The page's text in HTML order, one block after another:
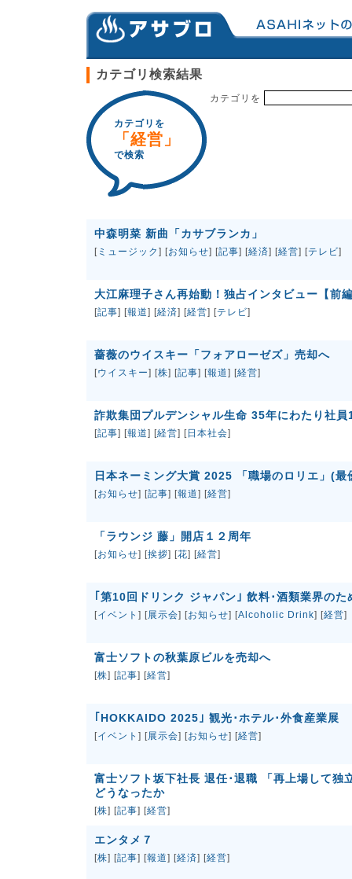
カテゴリ検索結果
カテゴリを
「経営」
で検索
カテゴリを
中森明菜 新曲「カサブランカ」
[ ミュージック ] [お知らせ] [記事] [経済] [経営] [テレビ]
大江麻理子さん再始動！独占インタビュー【前
[記事] [報道] [経済] [経営] [テレビ]
薔薇のウイスキー「フォアローゼズ」売却へ
[ウイスキー] [株] [記事] [報道] [経営]
詐欺集団プルデンシャル生命 35年にわたり社
[記事] [報道] [経営] [日本社会]
日本ネーミング大賞 2025 「職場のロリエ」(最
[お知らせ] [記事] [報道] [経営]
「ラウンジ 藤」開店１２周年
[お知らせ] [挨拶] [花] [経営]
｢第10回ドリンク ジャパン｣ 飲料･酒類業界の
[イベント ] [展示会] [お知らせ] [Alcoholic Drink] [経営]
富士ソフトの秋葉原ビルを売却へ
[株] [記事] [経営]
｢HOKKAIDO 2025｣ 観光･ホテル･外食産業展
[イベント ] [展示会] [お知らせ] [経営]
富士ソフト坂下社長 退任･退職 「再上場して独
どうなったか
[株] [記事] [経営]
エンタメ７
[株] [記事] [報道] [経済] [経営]